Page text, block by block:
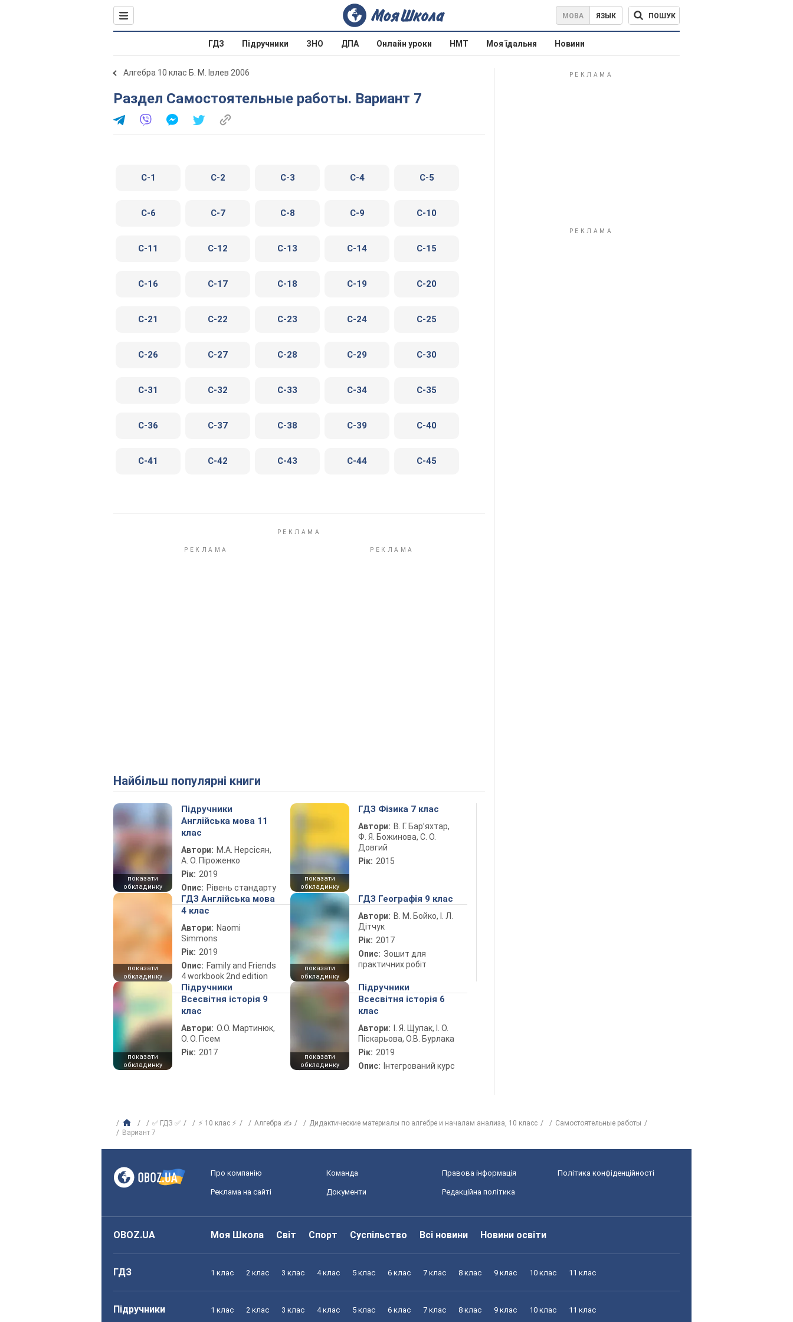
МОВА ЯЗЫК ПОШУК
ГДЗ Підручники ЗНО ДПА Онлайн уроки НМТ Моя їдальня Новини
Алгебра 10 клас Б. М. Івлев 2006
Раздел Самостоятельные работы. Вариант 7
C-1 C-2 C-3 C-4 C-5
C-6 C-7 C-8 C-9 C-10
C-11 C-12 C-13 C-14 C-15
C-16 C-17 C-18 C-19 C-20
C-21 C-22 C-23 C-24 C-25
C-26 C-27 C-28 C-29 C-30
C-31 C-32 C-33 C-34 C-35
C-36 C-37 C-38 C-39 C-40
C-41 C-42 C-43 C-44 C-45
Найбільш популярні книги
показати
обкладинку
Підручники
Англійська мова 11
клас
Автори: М.А. Нерсісян,
А. О. Піроженко
Рік: 2019
Опис: Рівень стандарту
показати
обкладинку
ГДЗ Фізика 7 клас
Автори: В. Г. Бар’яхтар,
Ф. Я. Божинова, С. О.
Довгий
Рік: 2015
показати
обкладинку
ГДЗ Англійська мова
4 клас
Автори: Naomi
Simmons
Рік: 2019
Опис: Family and Friends
4 workbook 2nd edition
показати
обкладинку
ГДЗ Географія 9 клас
Автори: В. М. Бойко, І. Л.
Дітчук
Рік: 2017
Опис: Зошит для
практичних робіт
показати
обкладинку
Підручники
Всесвітня історія 9
клас
Автори: О.О. Мартинюк,
О. О. Гісем
Рік: 2017
показати
обкладинку
Підручники
Всесвітня історія 6
клас
Автори:
І. Я. Щупак, І. О.
Піскарьова, О.В. Бурлака
Рік: 2019
Опис: Інтегрований курс
✅ ГДЗ ✅ ⚡ 10 клас ⚡ Алгебра ✍ Дидактические материалы по алгебре и началам анализа, 10 класс
Самостоятельные работы
Вариант 7
Про компанію Команда Правова інформація Політика конфіденційності
Реклама на сайті Документи Редакційна політика
OBOZ.UA Моя Школа Світ Спорт Суспільство Всі новини Новини освіти
ГДЗ 1 клас 2 клас 3 клас 4 клас 5 клас 6 клас 7 клас 8 клас 9 клас 10 клас 11 клас
Підручники 1 клас 2 клас 3 клас 4 клас 5 клас 6 клас 7 клас 8 клас 9 клас 10 клас 11 клас